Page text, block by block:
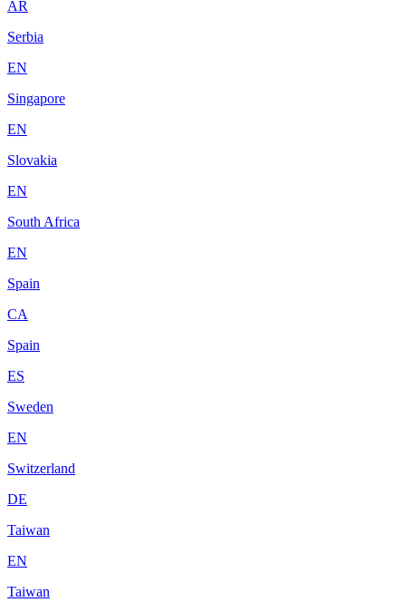
AR
Serbia
EN
Singapore
EN
Slovakia
EN
South Africa
EN
Spain
CA
Spain
ES
Sweden
EN
Switzerland
DE
Taiwan
EN
Taiwan